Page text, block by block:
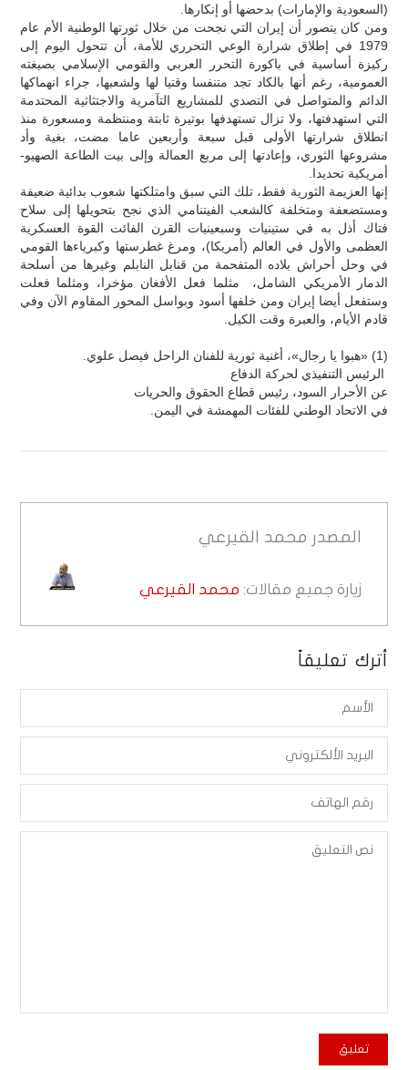
(السعودية والإمارات) بدحضها أو إنكارها.
ومن كان يتصور أن إيران التي نجحت من خلال ثورتها الوطنية الأم عام
1979 في إطلاق شرارة الوعي التحرري للأمة، أن تتحول اليوم إلى
ركيزة أساسية في باكورة التحرر العربي والقومي الإسلامي بصيغته
العمومية، رغم أنها بالكاد تجد متنفسا وقتيا لها ولشعبها، جراء انهماكها
الدائم والمتواصل في التصدي للمشاريع التآمرية والاجتثاثية المحتدمة
التي استهدفتها، ولا تزال تستهدفها بوتيرة ثابتة ومنتظمة ومسعورة منذ
انطلاق شرارتها الأولى قبل سبعة وأربعين عاما مضت، بغية وأد
مشروعها الثوري، وإعادتها إلى مربع العمالة وإلى بيت الطاعة الصهيو-
أمريكية تحديدا.
إنها العزيمة الثورية فقط، تلك التي سبق وامتلكتها شعوب بدائية ضعيفة
ومستضعفة ومتخلفة كالشعب الفيتنامي الذي نجح بتحويلها إلى سلاح
فتاك أذل به في ستينيات وسبعينيات القرن الفائت القوة العسكرية
العظمى والأول في العالم (أمريكا)، ومرغ غطرستها وكبرياءها القومي
في وحل أحراش بلاده المتفحمة من قنابل النابلم وغيرها من أسلحة
الدمار الأمريكي الشامل، مثلما فعل الأفغان مؤخرا، ومثلما فعلت
وستفعل أيضا إيران ومن خلفها أسود وبواسل المحور المقاوم الآن وفي
قادم الأيام، والعبرة وقت الكيل.
(1) «هبوا يا رجال»، أغنية ثورية للفنان الراحل فيصل علوي.
الرئيس التنفيذي لحركة الدفاع
عن الأحرار السود، رئيس قطاع الحقوق والحريات
في الاتحاد الوطني للفئات المهمشة في اليمن.
المصدر محمد القيرعي
زيارة جميع مقالات: محمد القيرعي
أترك تعليقاً